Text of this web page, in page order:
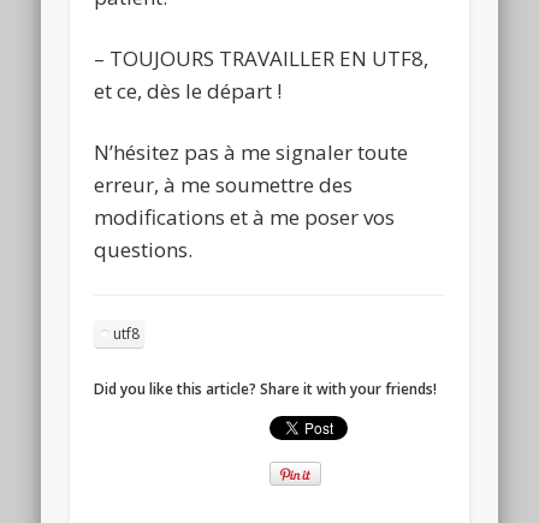
– TOUJOURS TRAVAILLER EN UTF8,
et ce, dès le départ !
N’hésitez pas à me signaler toute
erreur, à me soumettre des
modifications et à me poser vos
questions.
utf8
Did you like this article? Share it with your friends!